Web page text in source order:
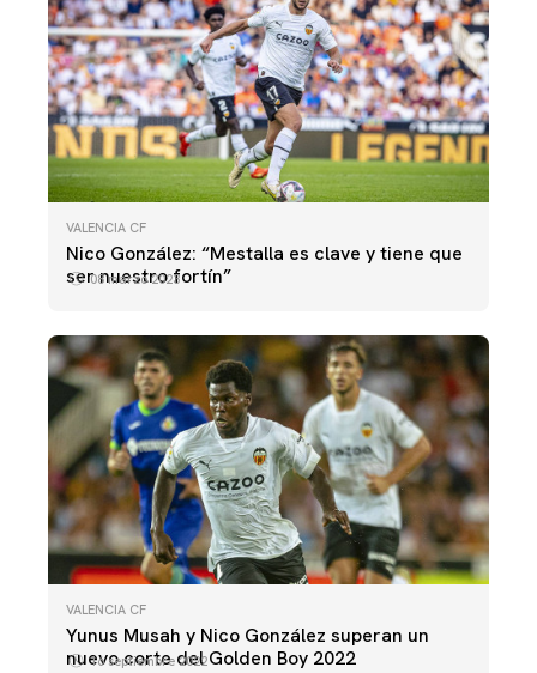
VALENCIA CF
Nico González: “Mestalla es clave y tiene que
ser nuestro fortín”
08 marzo 2023
VALENCIA CF
Yunus Musah y Nico González superan un
nuevo corte del Golden Boy 2022
16 septiembre 2022